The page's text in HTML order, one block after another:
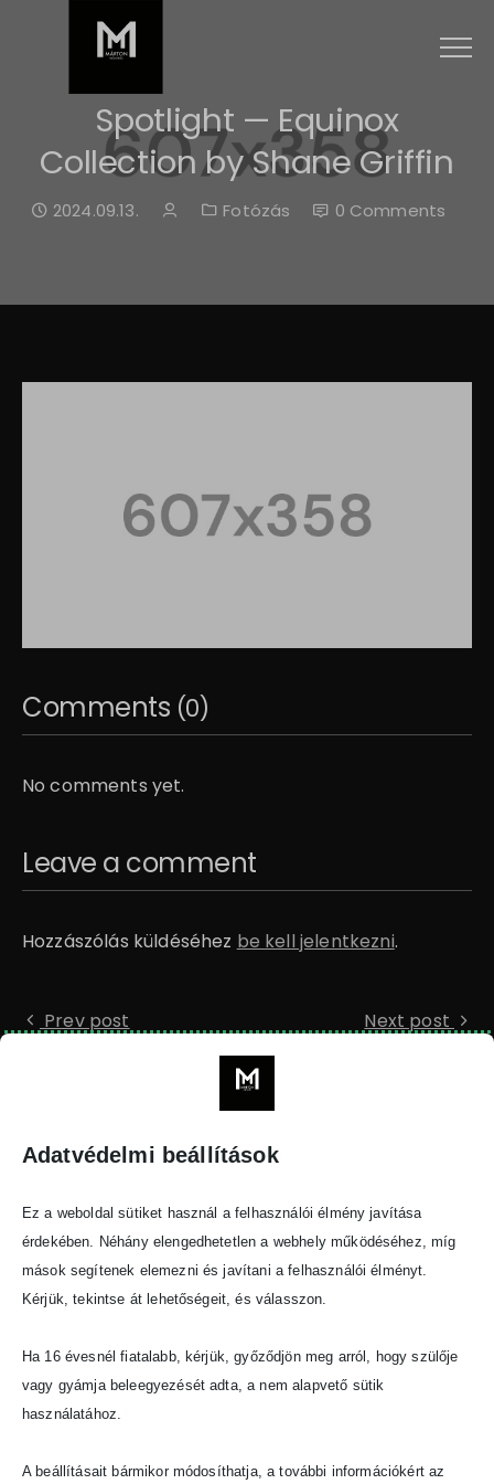
Spotlight — Equinox
Collection by Shane Griffin
Date:
2024.09.13. Author:Categories:
Fotózás 0 Comments
Comments (0)
No comments yet.
Leave a comment
Hozzászólás küldéséhez be kell jelentkezni.
Prev post Next post
Categories
Videózás(4)
Adatvédelmi beállítások
Ez a weboldal sütiket használ a felhasználói élmény javítása
érdekében. Néhány elengedhetetlen a webhely működéséhez, míg
mások segítenek elemezni és javítani a felhasználói élményt.
Kérjük, tekintse át lehetőségeit, és válasszon.
Ha 16 évesnél fiatalabb, kérjük, győződjön meg arról, hogy szülője
vagy gyámja beleegyezését adta, a nem alapvető sütik
használatához.
A beállításait bármikor módosíthatja, a további információkért az